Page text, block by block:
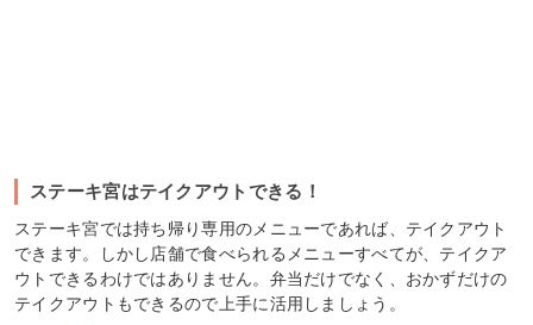
ステーキ宮はテイクアウトできる！
ステーキ宮では持ち帰り専用のメニューであれば、テイクアウト
できます。しかし店舗で食べられるメニューすべてが、テイクア
ウトできるわけではありません。弁当だけでなく、おかずだけの
テイクアウトもできるので上手に活用しましょう。